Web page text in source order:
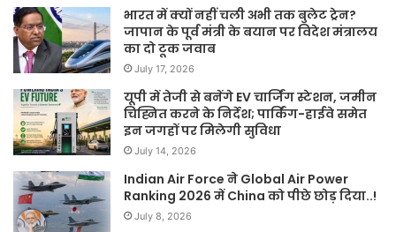
भारत में क्यों नहीं चली अभी तक बुलेट ट्रेन?
जापान के पूर्व मंत्री के बयान पर विदेश मंत्रालय
का दो टूक जवाब
July 17, 2026
यूपी में तेजी से बनेंगे EV चार्जिंग स्टेशन, जमीन
चिह्नित करने के निर्देश; पार्किंग-हाईवे समेत
इन जगहों पर मिलेगी सुविधा
July 14, 2026
Indian Air Force ने Global Air Power
Ranking 2026 में China को पीछे छोड़ दिया..!
July 8, 2026